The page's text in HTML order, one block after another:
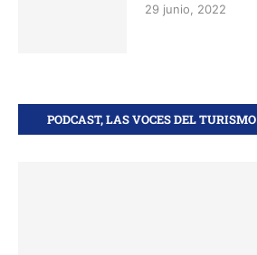
29 junio, 2022
PODCAST, LAS VOCES DEL TURISMO